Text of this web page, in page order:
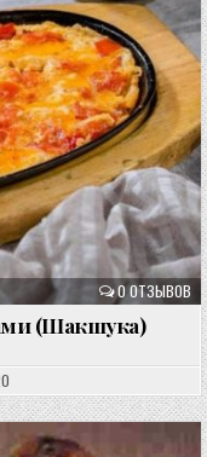
0 ОТЗЫВОВ
(Шакшука)